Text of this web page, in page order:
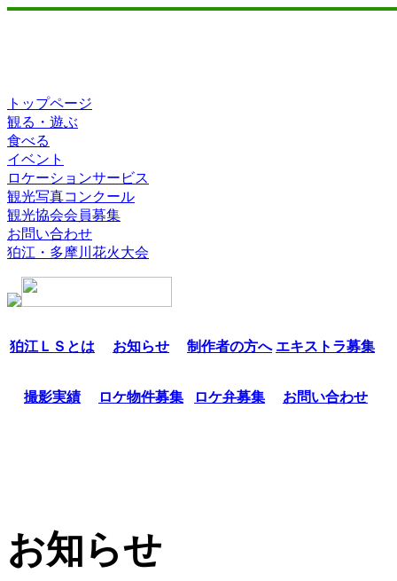
トップページ
観る・遊ぶ
食べる
イベント
ロケーションサービス
観光写真コンクール
観光協会会員募集
お問い合わせ
狛江・多摩川花火大会
狛江ＬＳとは お知らせ 制作者の方へ エキストラ募集
撮影実績 ロケ物件募集 ロケ弁募集 お問い合わせ
お知らせ